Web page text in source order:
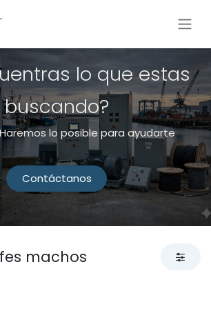
lo que estas
buscando?
Haremos lo posible para ayudarte
Contáctanos
machos